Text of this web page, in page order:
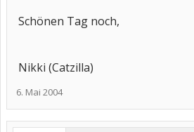
Schönen Tag noch,
Nikki (Catzilla)
6. Mai 2004